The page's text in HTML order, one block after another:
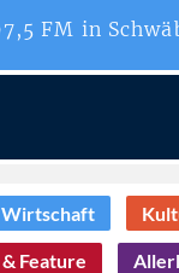
FM in
Wirtschaft
Feature